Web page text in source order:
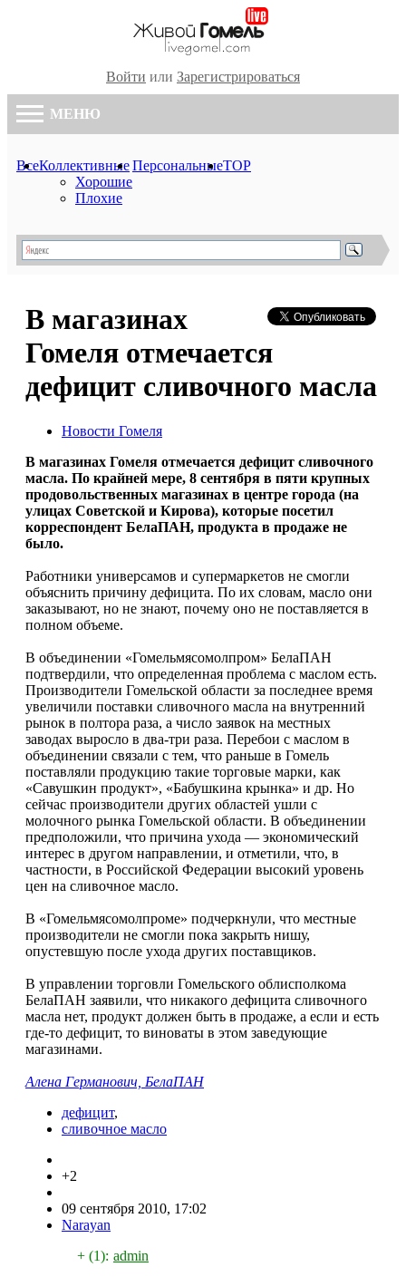
Войти или Зарегистрироваться
МЕНЮ
ВсеКоллективные
Хорошие
Плохие
ПерсональныеTOP
В магазинах
Гомеля отмечается
дефицит сливочного масла
Новости Гомеля
В магазинах Гомеля отмечается дефицит сливочного
масла. По крайней мере, 8 сентября в пяти крупных
продовольственных магазинах в центре города (на
улицах Советской и Кирова), которые посетил
корреспондент БелаПАН, продукта в продаже не
было.
Работники универсамов и супермаркетов не смогли
объяснить причину дефицита. По их словам, масло они
заказывают, но не знают, почему оно не поставляется в
полном объеме.
В объединении «Гомельмясомолпром» БелаПАН
подтвердили, что определенная проблема с маслом есть.
Производители Гомельской области за последнее время
увеличили поставки сливочного масла на внутренний
рынок в полтора раза, а число заявок на местных
заводах выросло в два-три раза. Перебои с маслом в
объединении связали с тем, что раньше в Гомель
поставляли продукцию такие торговые марки, как
«Савушкин продукт», «Бабушкина крынка» и др. Но
сейчас производители других областей ушли с
молочного рынка Гомельской области. В объединении
предположили, что причина ухода — экономический
интерес в другом направлении, и отметили, что, в
частности, в Российской Федерации высокий уровень
цен на сливочное масло.
В «Гомельмясомолпроме» подчеркнули, что местные
производители не смогли пока закрыть нишу,
опустевшую после ухода других поставщиков.
В управлении торговли Гомельского облисполкома
БелаПАН заявили, что никакого дефицита сливочного
масла нет, продукт должен быть в продаже, а если и есть
где-то дефицит, то виноваты в этом заведующие
магазинами.
Алена Германович, БелаПАН
дефицит,
сливочное масло
+2
09 сентября 2010, 17:02
Narayan
+ (1): admin